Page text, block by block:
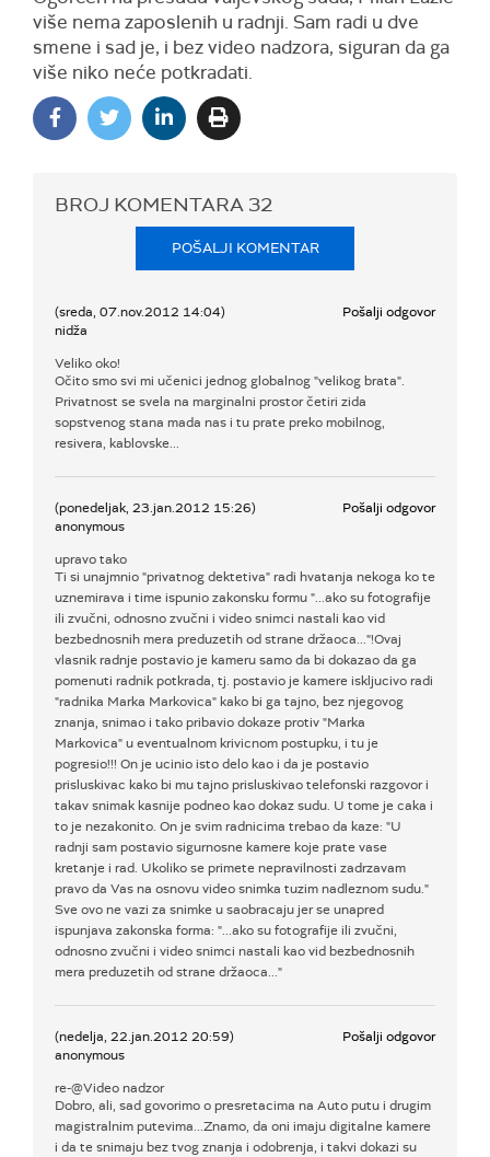
više nema zaposlenih u radnji. Sam radi u dve
smene i sad je, i bez video nadzora, siguran da ga
više niko neće potkradati.
BROJ KOMENTARA 32
POŠALJI KOMENTAR
(sreda, 07.nov.2012 14:04)
nidža
Pošalji odgovor
Veliko oko!
Očito smo svi mi učenici jednog globalnog "velikog brata".
Privatnost se svela na marginalni prostor četiri zida
sopstvenog stana mada nas i tu prate preko mobilnog,
resivera, kablovske...
(ponedeljak, 23.jan.2012 15:26)
anonymous
Pošalji odgovor
upravo tako
Ti si unajmnio "privatnog dektetiva" radi hvatanja nekoga ko te
uznemirava i time ispunio zakonsku formu "...ako su fotografije
ili zvučni, odnosno zvučni i video snimci nastali kao vid
bezbednosnih mera preduzetih od strane držaoca..."!Ovaj
vlasnik radnje postavio je kameru samo da bi dokazao da ga
pomenuti radnik potkrada, tj. postavio je kamere iskljucivo radi
"radnika Marka Markovica" kako bi ga tajno, bez njegovog
znanja, snimao i tako pribavio dokaze protiv "Marka
Markovica" u eventualnom krivicnom postupku, i tu je
pogresio!!! On je ucinio isto delo kao i da je postavio
prisluskivac kako bi mu tajno prisluskivao telefonski razgovor i
takav snimak kasnije podneo kao dokaz sudu. U tome je caka i
to je nezakonito. On je svim radnicima trebao da kaze: "U
radnji sam postavio sigurnosne kamere koje prate vase
kretanje i rad. Ukoliko se primete nepravilnosti zadrzavam
pravo da Vas na osnovu video snimka tuzim nadleznom sudu."
Sve ovo ne vazi za snimke u saobracaju jer se unapred
ispunjava zakonska forma: "...ako su fotografije ili zvučni,
odnosno zvučni i video snimci nastali kao vid bezbednosnih
mera preduzetih od strane držaoca..."
(nedelja, 22.jan.2012 20:59)
anonymous
Pošalji odgovor
re-@Video nadzor
Dobro, ali, sad govorimo o presretacima na Auto putu i drugim
magistralnim putevima...Znamo, da oni imaju digitalne kamere
i da te snimaju bez tvog znanja i odobrenja, i takvi dokazi su